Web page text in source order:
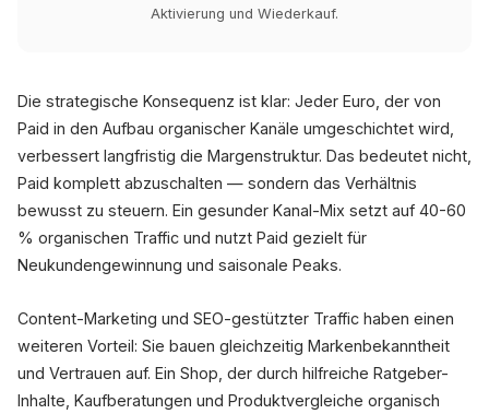
Aktivierung und Wiederkauf.
Die strategische Konsequenz ist klar: Jeder Euro, der von
Paid in den Aufbau organischer Kanäle umgeschichtet wird,
verbessert langfristig die Margenstruktur. Das bedeutet nicht,
Paid komplett abzuschalten — sondern das Verhältnis
bewusst zu steuern. Ein gesunder Kanal-Mix setzt auf 40-60
% organischen Traffic und nutzt Paid gezielt für
Neukundengewinnung und saisonale Peaks.
Content-Marketing und SEO-gestützter Traffic haben einen
weiteren Vorteil: Sie bauen gleichzeitig Markenbekanntheit
und Vertrauen auf. Ein Shop, der durch hilfreiche Ratgeber-
Inhalte, Kaufberatungen und Produktvergleiche organisch